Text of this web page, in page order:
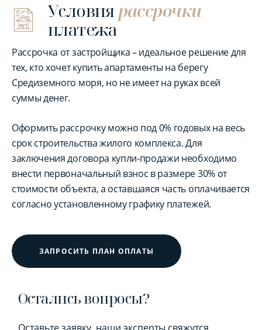
Условиярассрочки
платежа
Рассрочка от застройщика – идеальное решение для
тех, кто хочет купить апартаменты на берегу
Средиземного моря, но не имеет на руках всей
суммы денег.
Оформить рассрочку можно под 0% годовых на весь
срок строительства жилого комплекса. Для
заключения договора купли-продажи необходимо
внести первоначальный взнос в размере 30% от
стоимости объекта, а оставшаяся часть оплачивается
согласно установленному графику платежей.
ЗАПРОСИТЬ ПЛАН ОПЛАТЫ
Остались вопросы?